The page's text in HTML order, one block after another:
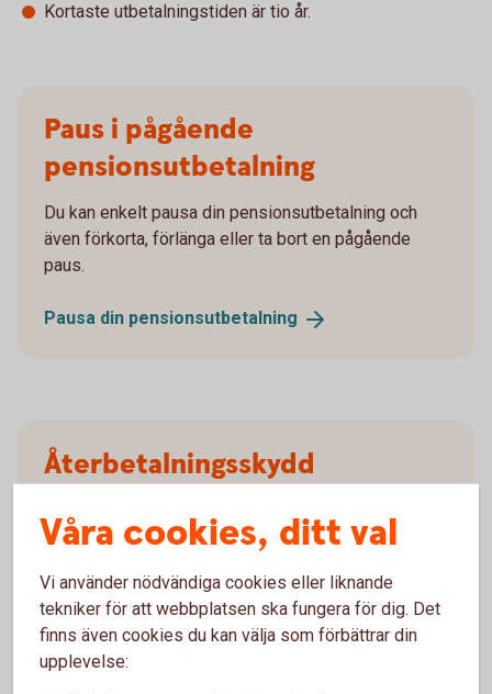
Kortaste utbetalningstiden är tio år.
Paus i pågående
pensionsutbetalning
Du kan enkelt pausa din pensionsutbetalning och
även förkorta, förlänga eller ta bort en pågående
paus.
Pausa din pensionsutbetalning
Återbetalningsskydd
Behöver du återbetalningsskydd?
Blankett återbetalningsskydd (pdf)
Våra cookies, ditt val
Vi använder nödvändiga cookies eller liknande
tekniker för att webbplatsen ska fungera för dig. Det
finns även cookies du kan välja som förbättrar din
upplevelse: